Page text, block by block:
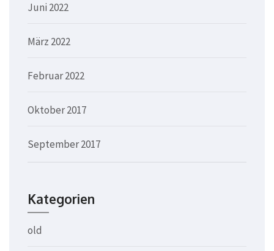
Juni 2022
März 2022
Februar 2022
Oktober 2017
September 2017
Kategorien
old